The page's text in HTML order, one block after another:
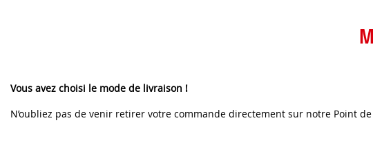
Vous avez choisi le mode de livraison !
N’oubliez pas de venir retirer votre commande directement sur notre Point